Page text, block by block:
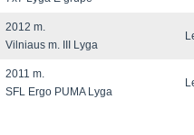
2012 m.
Vilniaus m. III Lyga
2011 m.
SFL Ergo PUMA Lyga